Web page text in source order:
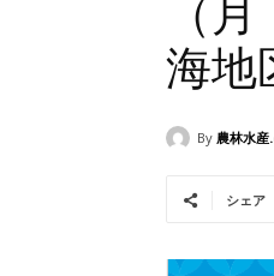
（
海地
By 農林水
シェア